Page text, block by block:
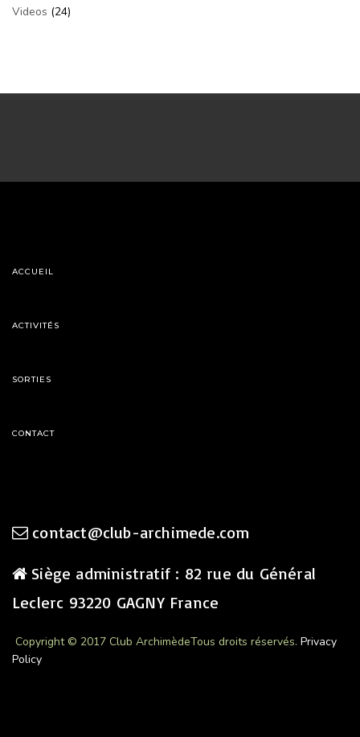
Videos (24)
ACCUEIL
ACTIVITÉS
SORTIES
CONTACT
contact@club-archimede.com
Siège administratif : 82 rue du Général
Leclerc 93220 GAGNY France
Copyright © 2017 Club ArchimèdeTous droits réservés. Privacy
Policy